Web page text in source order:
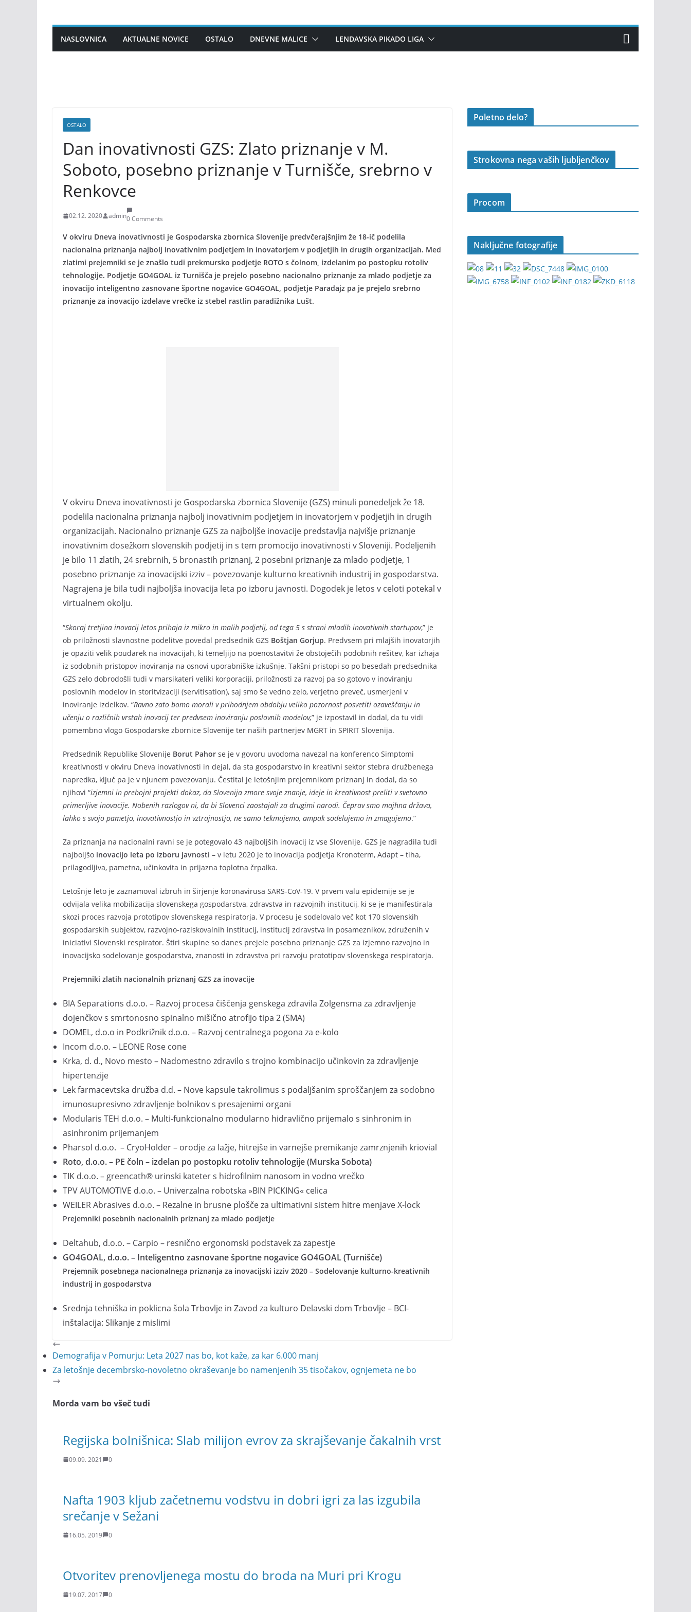
contentNASLOVNICA AKTUALNE NOVICE OSTALO DNEVNE MALICE LENDAVSKA PIKADO LIGA
OSTALO
Dan inovativnosti GZS: Zlato priznanje v M.
Soboto, posebno priznanje v Turnišče, srebrno v
Renkovce
02.12. 2020 admin0 Comments
V okviru Dneva inovativnosti je Gospodarska zbornica Slovenije predvčerajšnjim že 18-ič podelila
nacionalna priznanja najbolj inovativnim podjetjem in inovatorjem v podjetjih in drugih organizacijah. Med
zlatimi prejemniki se je znašlo tudi prekmursko podjetje ROTO s čolnom, izdelanim po postopku rotoliv
tehnologije. Podjetje GO4GOAL iz Turnišča je prejelo posebno nacionalno priznanje za mlado podjetje za
inovacijo inteligentno zasnovane športne nogavice GO4GOAL, podjetje Paradajz pa je prejelo srebrno
priznanje za inovacijo izdelave vrečke iz stebel rastlin paradižnika Lušt.
V okviru Dneva inovativnosti je Gospodarska zbornica Slovenije (GZS) minuli ponedeljek že 18.
podelila nacionalna priznanja najbolj inovativnim podjetjem in inovatorjem v podjetjih in drugih
organizacijah. Nacionalno priznanje GZS za najboljše inovacije predstavlja najvišje priznanje
inovativnim dosežkom slovenskih podjetij in s tem promocijo inovativnosti v Sloveniji. Podeljenih
je bilo 11 zlatih, 24 srebrnih, 5 bronastih priznanj, 2 posebni priznanje za mlado podjetje, 1
posebno priznanje za inovacijski izziv – povezovanje kulturno kreativnih industrij in gospodarstva.
Nagrajena je bila tudi najboljša inovacija leta po izboru javnosti. Dogodek je letos v celoti potekal v
virtualnem okolju.
“Skoraj tretjina inovacij letos prihaja iz mikro in malih podjetij, od tega 5 s strani mladih inovativnih startupov,” je
ob priložnosti slavnostne podelitve povedal predsednik GZS Boštjan Gorjup. Predvsem pri mlajših inovatorjih
je opaziti velik poudarek na inovacijah, ki temeljijo na poenostavitvi že obstoječih podobnih rešitev, kar izhaja
iz sodobnih pristopov inoviranja na osnovi uporabniške izkušnje. Takšni pristopi so po besedah predsednika
GZS zelo dobrodošli tudi v marsikateri veliki korporaciji, priložnosti za razvoj pa so gotovo v inoviranju
poslovnih modelov in storitvizaciji (servitisation), saj smo še vedno zelo, verjetno preveč, usmerjeni v
inoviranje izdelkov. “Ravno zato bomo morali v prihodnjem obdobju veliko pozornost posvetiti ozaveščanju in
učenju o različnih vrstah inovacij ter predvsem inoviranju poslovnih modelov,” je izpostavil in dodal, da tu vidi
pomembno vlogo Gospodarske zbornice Slovenije ter naših partnerjev MGRT in SPIRIT Slovenija.
Predsednik Republike Slovenije Borut Pahor se je v govoru uvodoma navezal na konferenco Simptomi
kreativnosti v okviru Dneva inovativnosti in dejal, da sta gospodarstvo in kreativni sektor stebra družbenega
napredka, ključ pa je v njunem povezovanju. Čestital je letošnjim prejemnikom priznanj in dodal, da so
njihovi “izjemni in prebojni projekti dokaz, da Slovenija zmore svoje znanje, ideje in kreativnost preliti v svetovno
primerljive inovacije. Nobenih razlogov ni, da bi Slovenci zaostajali za drugimi narodi. Čeprav smo majhna država,
lahko s svojo pametjo, inovativnostjo in vztrajnostjo, ne samo tekmujemo, ampak sodelujemo in zmagujemo.”
Za priznanja na nacionalni ravni se je potegovalo 43 najboljših inovacij iz vse Slovenije. GZS je nagradila tudi
najboljšo inovacijo leta po izboru javnosti – v letu 2020 je to inovacija podjetja Kronoterm, Adapt – tiha,
prilagodljiva, pametna, učinkovita in prijazna toplotna črpalka.
Letošnje leto je zaznamoval izbruh in širjenje koronavirusa SARS-CoV-19. V prvem valu epidemije se je
odvijala velika mobilizacija slovenskega gospodarstva, zdravstva in razvojnih institucij, ki se je manifestirala
skozi proces razvoja prototipov slovenskega respiratorja. V procesu je sodelovalo več kot 170 slovenskih
gospodarskih subjektov, razvojno-raziskovalnih institucij, institucij zdravstva in posameznikov, združenih v
iniciativi Slovenski respirator. Štiri skupine so danes prejele posebno priznanje GZS za izjemno razvojno in
inovacijsko sodelovanje gospodarstva, znanosti in zdravstva pri razvoju prototipov slovenskega respiratorja.
Prejemniki zlatih nacionalnih priznanj GZS za inovacije
BIA Separations d.o.o. – Razvoj procesa čiščenja genskega zdravila Zolgensma za zdravljenje
dojenčkov s smrtonosno spinalno mišično atrofijo tipa 2 (SMA)
DOMEL, d.o.o in Podkrižnik d.o.o. – Razvoj centralnega pogona za e-kolo
Incom d.o.o. – LEONE Rose cone
Krka, d. d., Novo mesto – Nadomestno zdravilo s trojno kombinacijo učinkovin za zdravljenje
hipertenzije
Lek farmacevtska družba d.d. – Nove kapsule takrolimus s podaljšanim sproščanjem za sodobno
imunosupresivno zdravljenje bolnikov s presajenimi organi
Modularis TEH d.o.o. – Multi-funkcionalno modularno hidravlično prijemalo s sinhronim in
asinhronim prijemanjem
Pharsol d.o.o. – CryoHolder – orodje za lažje, hitrejše in varnejše premikanje zamrznjenih kriovial
Roto, d.o.o. – PE čoln – izdelan po postopku rotoliv tehnologije (Murska Sobota)
TIK d.o.o. – greencath® urinski kateter s hidrofilnim nanosom in vodno vrečko
TPV AUTOMOTIVE d.o.o. – Univerzalna robotska »BIN PICKING« celica
WEILER Abrasives d.o.o. – Rezalne in brusne plošče za ultimativni sistem hitre menjave X-lock
Prejemniki posebnih nacionalnih priznanj za mlado podjetje
Deltahub, d.o.o. – Carpio – resnično ergonomski podstavek za zapestje
GO4GOAL, d.o.o. – Inteligentno zasnovane športne nogavice GO4GOAL (Turnišče)
Prejemnik posebnega nacionalnega priznanja za inovacijski izziv 2020 – Sodelovanje kulturno-kreativnih
industrij in gospodarstva
Srednja tehniška in poklicna šola Trbovlje in Zavod za kulturo Delavski dom Trbovlje – BCI-
inštalacija: Slikanje z mislimi
Demografija v Pomurju: Leta 2027 nas bo, kot kaže, za kar 6.000 manj
Za letošnje decembrsko-novoletno okraševanje bo namenjenih 35 tisočakov, ognjemeta ne bo
Morda vam bo všeč tudi
Regijska bolnišnica: Slab milijon evrov za skrajševanje čakalnih vrst
09.09. 2021 0
Nafta 1903 kljub začetnemu vodstvu in dobri igri za las izgubila
srečanje v Sežani
16.05. 2019 0
Otvoritev prenovljenega mostu do broda na Muri pri Krogu
19.07. 2017 0
Poletno delo?
Strokovna nega vaših ljubljenčkov
Procom
Naključne fotografije